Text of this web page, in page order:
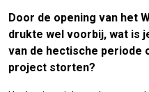
Door de opening van het
drukte wel voorbij, wat is
van de hectische periode
project storten?